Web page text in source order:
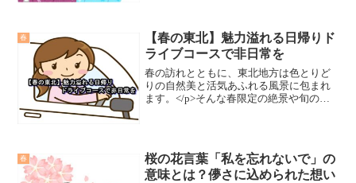
春
【春の東北】魅力溢れる日帰りド
ライブコースで非日常を
春の訪れとともに、東北地方は色とりど
りの自然美と活気あふれる風景に包まれ
ます。</p>そんな春限定の絶景や旬のグ
たスポットや、春の東北を最大限楽しむ
コツまで詳しく解説していきます。</p>
春
桜の花言葉「私を忘れないで」の
意味とは？儚さに込められた想い